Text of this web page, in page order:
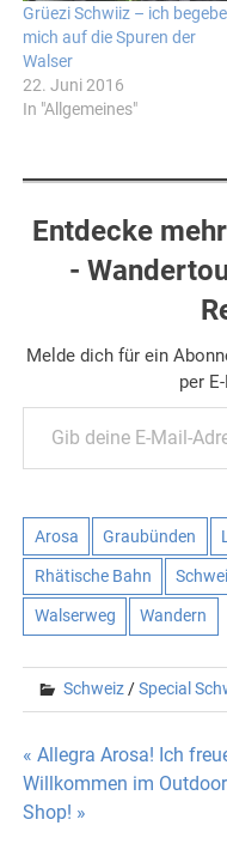
Grüezi Schwiiz – ich begebe
mich auf die Spuren der
Walser
22. Juni 2016
In "Allgemeines"
Entdecke
-
Melde dich für ein
per
Gib deine E-Mail-Adresse ein ...
Arosa Graubünden
Rhätische Bahn
Walserweg Wandern
Schweiz /Special
« Allegra Arosa! Ich
Willkommen im
Shop! »